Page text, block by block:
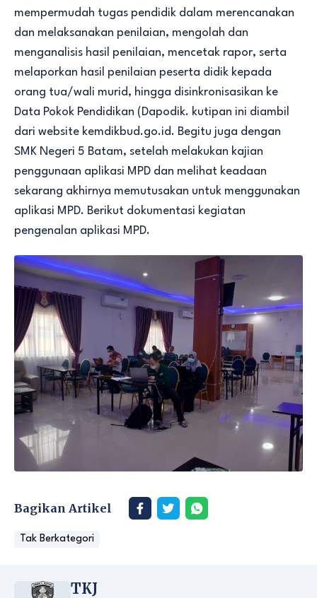
mempermudah tugas pendidik dalam merencanakan
dan melaksanakan penilaian, mengolah dan
menganalisis hasil penilaian, mencetak rapor, serta
melaporkan hasil penilaian peserta didik kepada
orang tua/wali murid, hingga disinkronisasikan ke
Data Pokok Pendidikan (Dapodik. kutipan ini diambil
dari website kemdikbud.go.id. Begitu juga dengan
SMK Negeri 5 Batam, setelah melakukan kajian
penggunaan aplikasi MPD dan melihat keadaan
sekarang akhirnya memutusakan untuk menggunakan
aplikasi MPD. Berikut dokumentasi kegiatan
pengenalan aplikasi MPD.
Bagikan Artikel
Tak Berkategori
TKJ